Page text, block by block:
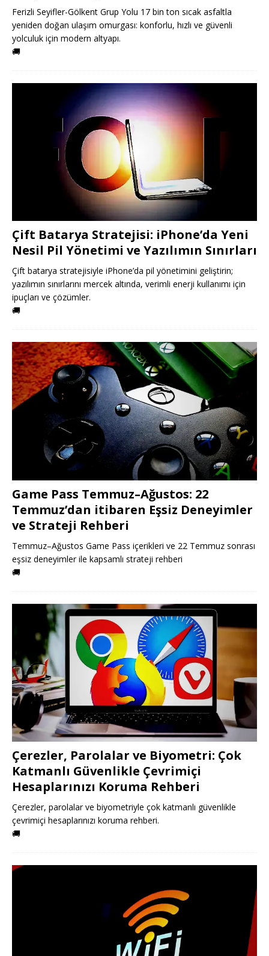
Ferizli Seyifler-Gölkent Grup Yolu 17 bin ton sıcak asfaltla
yeniden doğan ulaşım omurgası: konforlu, hızlı ve güvenli
yolculuk için modern altyapı.
🚚
Çift Batarya Stratejisi: iPhone’da Yeni
Nesil Pil Yönetimi ve Yazılımın Sınırları
Çift batarya stratejisiyle iPhone’da pil yönetimini geliştirin;
yazılımın sınırlarını mercek altında, verimli enerji kullanımı için
ipuçları ve çözümler.
🚚
Game Pass Temmuz–Ağustos: 22
Temmuz’dan itibaren Eşsiz Deneyimler
ve Strateji Rehberi
Temmuz–Ağustos Game Pass içerikleri ve 22 Temmuz sonrası
eşsiz deneyimler ile kapsamlı strateji rehberi
🚚
Çerezler, Parolalar ve Biyometri: Çok
Katmanlı Güvenlikle Çevrimiçi
Hesaplarınızı Koruma Rehberi
Çerezler, parolalar ve biyometriyle çok katmanlı güvenlikle
çevrimiçi hesaplarınızı koruma rehberi.
🚚